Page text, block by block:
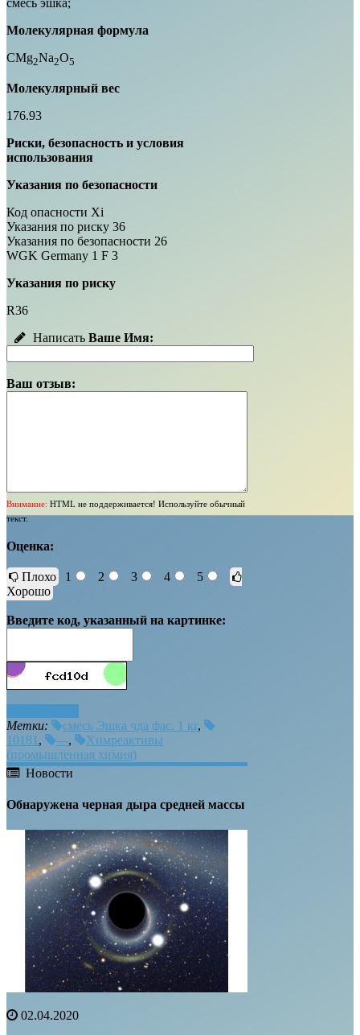
смесь эшка;
Молекулярная формула
CMg2Na2O5
Молекулярный вес
176.93
Риски, безопасность и условия
использования
Указания по безопасности
Код опасности Xi
Указания по риску 36
Указания по безопасности 26
WGK Germany 1 F 3
Указания по риску
R36
Написать Ваше Имя:
Ваш отзыв:
Внимание: HTML не поддерживается! Используйте обычный
текст.
Оценка:
Плохо 1 2 3 4
5
Хорошо
Введите код, указанный на картинке:
Метки:
смесь Эшка чда фас. 1 кг,
10181 , ---,
Химреактивы
(промышленная химия)
Новости
Обнаружена черная дыра средней массы
02.04.2020